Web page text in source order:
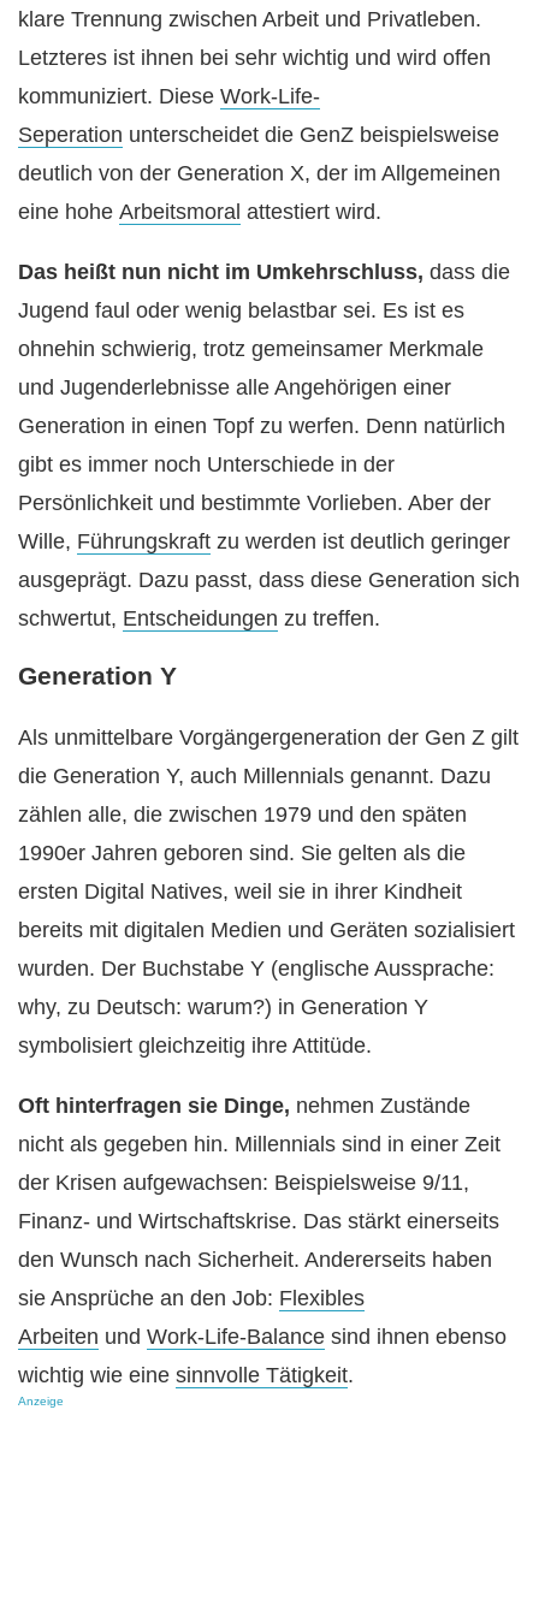
klare Trennung zwischen Arbeit und Privatleben.
Letzteres ist ihnen bei sehr wichtig und wird offen
kommuniziert. Diese Work-Life-
Seperation unterscheidet die GenZ beispielsweise
deutlich von der Generation X, der im Allgemeinen
eine hohe Arbeitsmoral attestiert wird.
Das heißt nun nicht im Umkehrschluss, dass die
Jugend faul oder wenig belastbar sei. Es ist es
ohnehin schwierig, trotz gemeinsamer Merkmale
und Jugenderlebnisse alle Angehörigen einer
Generation in einen Topf zu werfen. Denn natürlich
gibt es immer noch Unterschiede in der
Persönlichkeit und bestimmte Vorlieben. Aber der
Wille, Führungskraft zu werden ist deutlich geringer
ausgeprägt. Dazu passt, dass diese Generation sich
schwertut, Entscheidungen zu treffen.
Generation Y
Als unmittelbare Vorgängergeneration der Gen Z gilt
die Generation Y, auch Millennials genannt. Dazu
zählen alle, die zwischen 1979 und den späten
1990er Jahren geboren sind. Sie gelten als die
ersten Digital Natives, weil sie in ihrer Kindheit
bereits mit digitalen Medien und Geräten sozialisiert
wurden. Der Buchstabe Y (englische Aussprache:
why, zu Deutsch: warum?) in Generation Y
symbolisiert gleichzeitig ihre Attitüde.
Oft hinterfragen sie Dinge, nehmen Zustände
nicht als gegeben hin. Millennials sind in einer Zeit
der Krisen aufgewachsen: Beispielsweise 9/11,
Finanz- und Wirtschaftskrise. Das stärkt einerseits
den Wunsch nach Sicherheit. Andererseits haben
sie Ansprüche an den Job: Flexibles
Arbeiten und Work-Life-Balance sind ihnen ebenso
wichtig wie eine sinnvolle Tätigkeit.
Anzeige